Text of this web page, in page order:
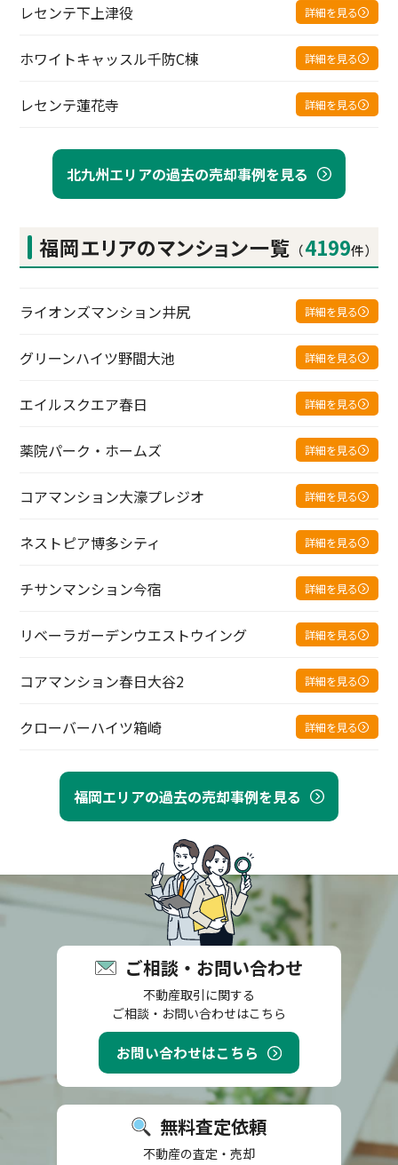
北九州エリアの過去の売却事例を見る
レセンテ下上津役 詳細を見る
ホワイトキャッスル千防C棟 詳細を見る
レセンテ蓮花寺 詳細を見る
福岡エリアの過去の売却事例を見る
福岡エリアのマンション一覧 （4199件）
ライオンズマンション井尻 詳細を見る
グリーンハイツ野間大池 詳細を見る
エイルスクエア春日 詳細を見る
薬院パーク・ホームズ 詳細を見る
コアマンション大濠プレジオ 詳細を見る
ネストピア博多シティ 詳細を見る
チサンマンション今宿 詳細を見る
リベーラガーデンウエストウイング 詳細を見る
コアマンション春日大谷2 詳細を見る
クローバーハイツ箱崎 詳細を見る
ご相談・お問い合わせ
不動産取引に関する
ご相談・お問い合わせはこちら
お問い合わせはこちら
無料査定依頼
不動産の査定・売却